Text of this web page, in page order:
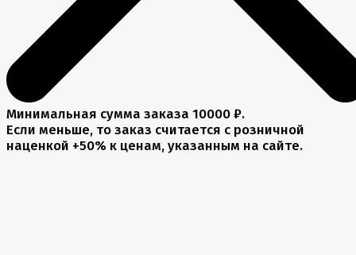
Минимальная сумма заказа 10000 ₽.
Если меньше, то заказ считается с розничной
наценкой +50% к ценам, указанным на сайте.